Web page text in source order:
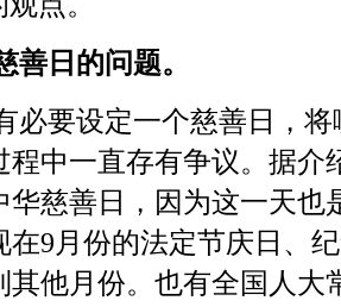
善日的问题。
必要设定一个慈善日，
程中一直存有争议。据介
华慈善日，因为这一天也
在9月份的法定节庆日、
其他月份。也有全国人大